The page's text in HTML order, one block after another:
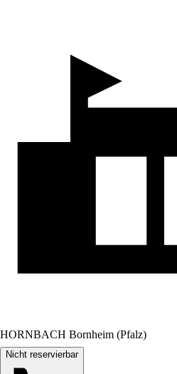
HORNBACH Bornheim (Pfalz)
Nicht reservierbar